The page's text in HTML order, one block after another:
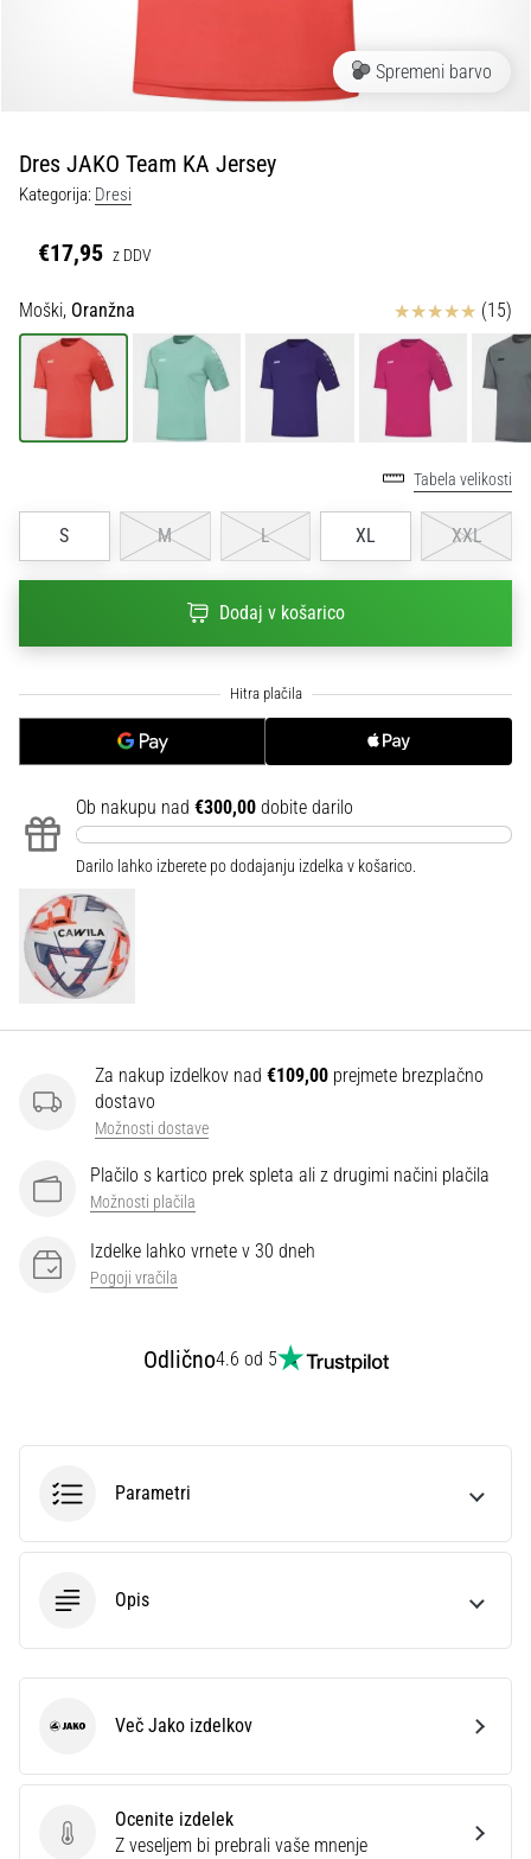
dotik
|
11teamsports
•
1 min. branja
Play
for
More
se
z
dresi
in
adidas
in
Bodi
del
vsake
tekme,
članke
Spremeni barvo
Dres JAKO Team KA Jersey
Kategorija: Dresi
€17,95 z DDV
Moški, Oranžna Ocena izdelka(15)
Tabela velikosti
S M L XL XXL
Dodaj v košarico
Ob nakupu nad €300,00 dobite darilo
Darilo lahko izberete po dodajanju izdelka v košarico.
Za nakup izdelkov nad €109,00 prejmete brezplačno
dostavo
Možnosti dostave
Plačilo s kartico prek spleta ali z drugimi načini plačila
Možnosti plačila
Izdelke lahko vrnete v 30 dneh
Pogoji vračila
Odlično4.6 od 5
Parametri
Opis
Ocenite izdelek
Ocenite izdelek
Z veseljem bi prebrali vaše mnenje
Jako Več Jako izdelkov